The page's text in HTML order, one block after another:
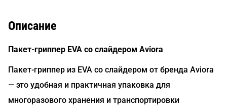
Описание
Пакет-гриппер EVA со слайдером Aviora
Пакет-гриппер из EVA со слайдером от бренда Aviora
— это удобная и практичная упаковка для
многоразового хранения и транспортировки